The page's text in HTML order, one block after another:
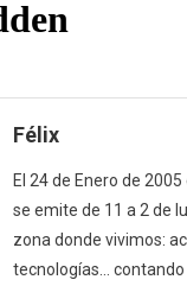
Félix
El 24 de Enero de
se emite de 11 a 2 de
zona donde vivimos:
tecnologías… contando